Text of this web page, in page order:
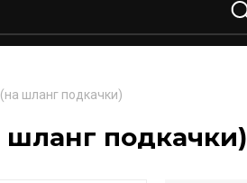
шланг подкачки)
шланг подкачки)